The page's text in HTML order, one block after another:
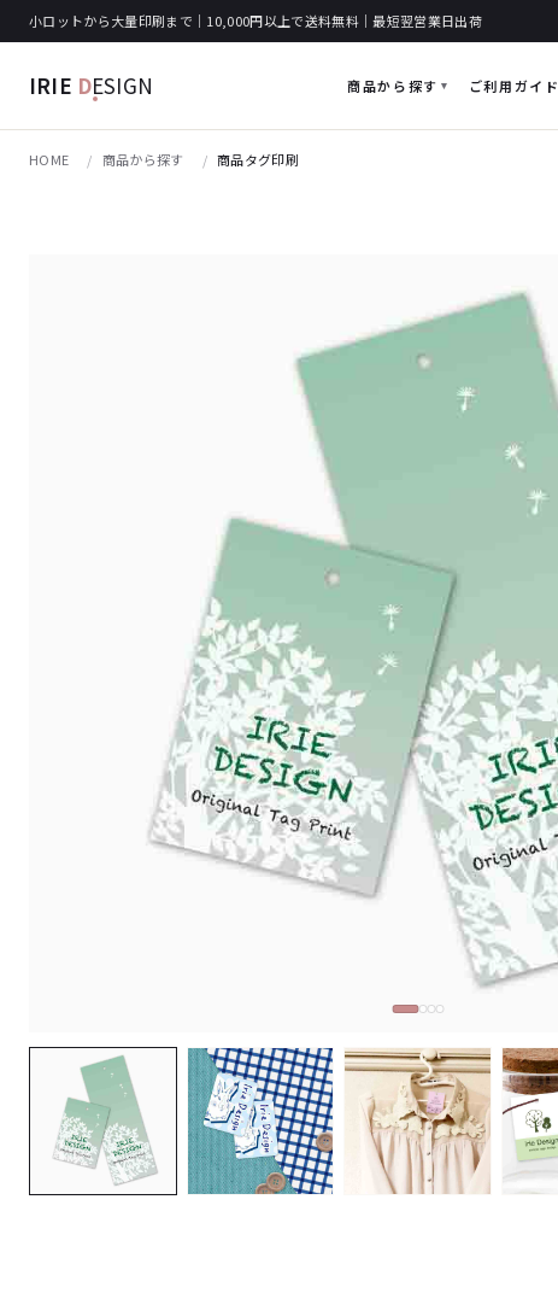
小ロットから大量印刷まで｜10,000円以上で送料無料｜最短翌営業日出荷
IRIE DESIGN 商品から探す ご利用ガイド
HOME 商品から探す 商品タグ印刷